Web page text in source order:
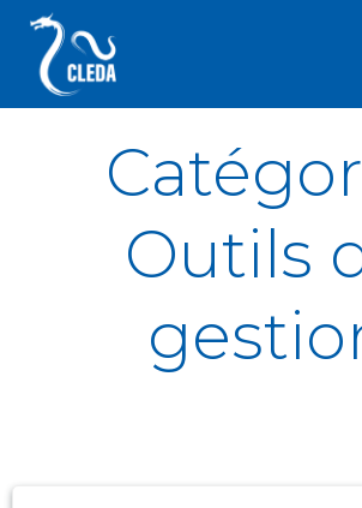
Outils